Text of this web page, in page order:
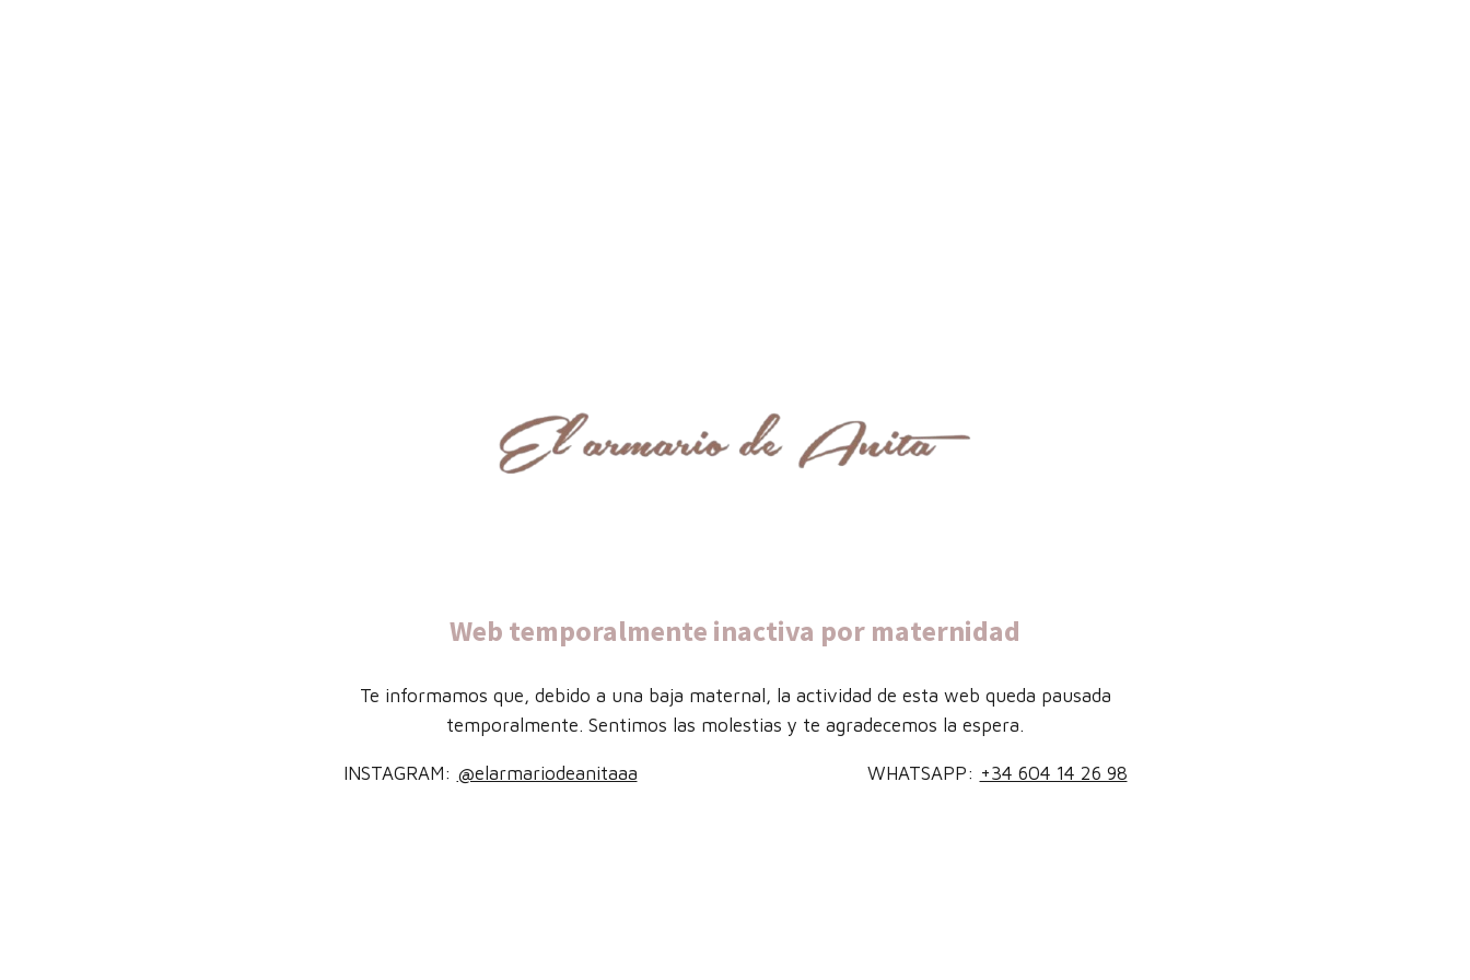
Web temporalmente inactiva por maternidad
Te informamos que, debido a una baja maternal, la actividad de esta web queda pausada
temporalmente. Sentimos las molestias y te agradecemos la espera.
INSTAGRAM: @elarmariodeanitaaa WHATSAPP: +34 604 14 26 98